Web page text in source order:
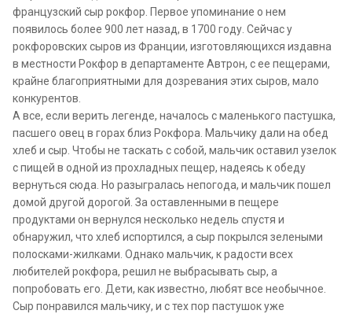
французский сыр рокфор. Первое упоминание о нем
появилось более 900 лет назад, в 1700 году. Сейчас у
рокфоровских сыров из Франции, изготовляющихся издавна
в местности Рокфор в департаменте Автрон, с ее пещерами,
крайне благоприятными для дозревания этих сыров, мало
конкурентов.
А все, если верить легенде, началось с маленького пастушка,
пасшего овец в горах близ Рокфора. Мальчику дали на обед
хлеб и сыр. Чтобы не таскать с собой, мальчик оставил узелок
с пищей в одной из прохладных пещер, надеясь к обеду
вернуться сюда. Но разыгралась непогода, и мальчик пошел
домой другой дорогой. За оставленными в пещере
продуктами он вернулся несколько недель спустя и
обнаружил, что хлеб испортился, а сыр покрылся зелеными
полосками-жилками. Однако мальчик, к радости всех
любителей рокфора, решил не выбрасывать сыр, а
попробовать его. Дети, как известно, любят все необычное.
Сыр понравился мальчику, и с тех пор пастушок уже